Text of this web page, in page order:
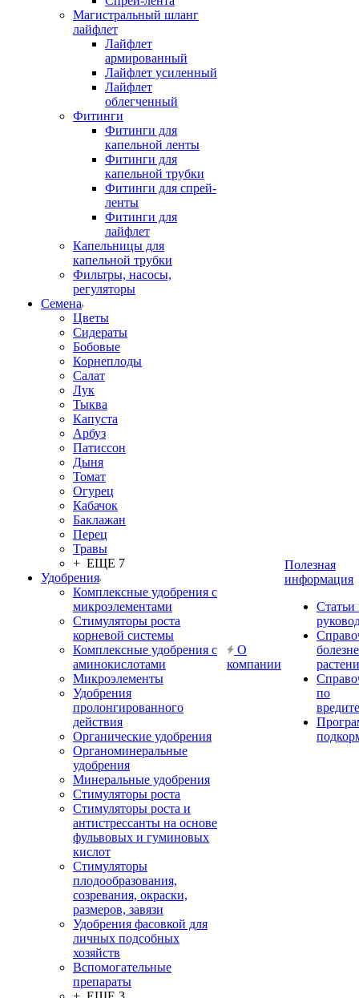
Магистральный шланг
лайфлет
Лайфлет
армированный
Лайфлет усиленный
Лайфлет
облегченный
Фитинги
Фитинги для
капельной ленты
Фитинги для
капельной трубки
Фитинги для спрей-
ленты
Фитинги для
лайфлет
Капельницы для
капельной трубки
Фильтры, насосы,
регуляторы
Семена
Цветы
Сидераты
Бобовые
Корнеплоды
Салат
Лук
Тыква
Капуста
Арбуз
Патиссон
Дыня
Томат
Огурец
Кабачок
Баклажан
Перец
Травы
+ ЕЩЕ 7
Удобрения
Комплексные удобрения с
микроэлементами
Стимуляторы роста
корневой системы
Комплексные удобрения с
аминокислотами
Микроэлементы
Удобрения
пролонгированного
действия
Органические удобрения
Органоминеральные
удобрения
Минеральные удобрения
Стимуляторы роста
Стимуляторы роста и
антистрессанты на основе
фульвовых и гуминовых
кислот
Стимуляторы
плодообразования,
созревания, окраски,
размеров, завязи
Удобрения фасовкой для
личных подсобных
хозяйств
Вспомогательные
препараты
О
компании
Полезная
информация
Статьи
по